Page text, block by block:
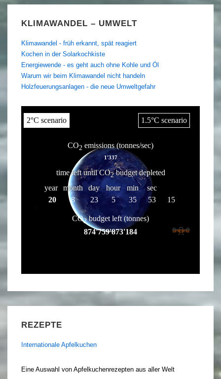
KLIMAWANDEL – UMWELT
Klimawandel - früh erkannt, spät reagiert
Kochen in der Solarkochkiste
Energiewende - es geht auch ohne Kohle und Öl
Warum wir beim Klimawandel nicht handeln
Holzfeuerungsanlagen - die neue Umweltgefahr
REZEPTE
Internationale Apfelkuchen
Eine Auswahl von Apfelkuchenrezepten aus aller Welt